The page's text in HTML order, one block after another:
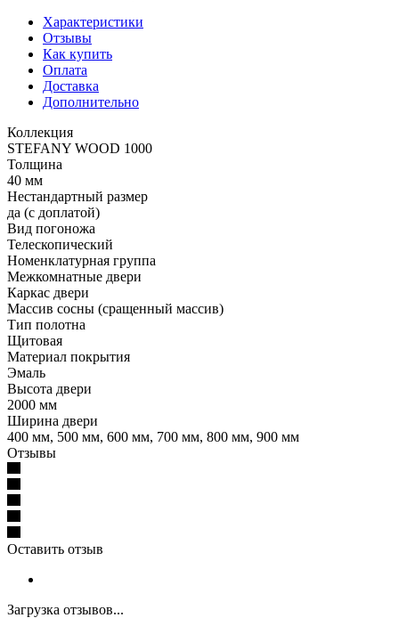
Характеристики
Отзывы
Как купить
Оплата
Доставка
Дополнительно
Коллекция
STEFANY WOOD 1000
Толщина
40 мм
Нестандартный размер
да (с доплатой)
Вид погоножа
Телескопический
Номенклатурная группа
Межкомнатные двери
Каркас двери
Массив сосны (сращенный массив)
Тип полотна
Щитовая
Материал покрытия
Эмаль
Высота двери
2000 мм
Ширина двери
400 мм, 500 мм, 600 мм, 700 мм, 800 мм, 900 мм
Отзывы
Оставить отзыв
Загрузка отзывов...